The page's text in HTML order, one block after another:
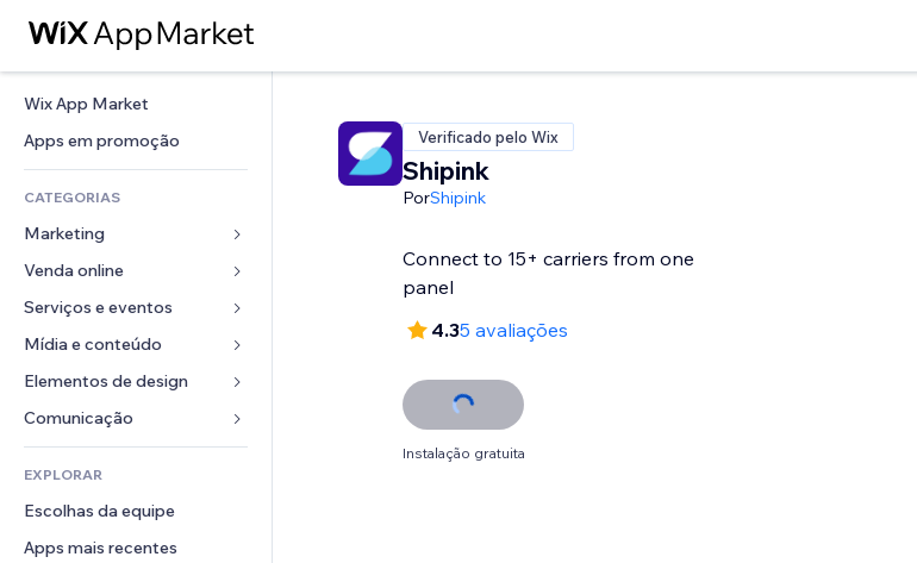
Wix App Market
Apps em promoção
CATEGORIAS
Marketing
Anúncios
Mobile
Análises
Listas do site
Email
Venda online
Apps para lojas
Frete e entrega
Botões de venda
Contabilidade
Cupons e fidelidade
Soluções de armazenamento
Serviços e eventos
Hotéis
Eventos
Restaurantes
Imobiliária
Meus agendamentos
Mídia e conteúdo
Galeria
Músicas
Podcasts
Fotografia
Vídeo
PDF
Elementos de design
Mapas e navegação
Privacidade e segurança
Relógio
Templates de página
Efeitos de imagem
Formulários
Enquetes
Chat
EXPLORAR
Escolhas da equipe
Apps mais recentes
Verificado pelo Wix
Shipink
PorShipink
Connect to 15+ carriers from one
panel
4.35 avaliações
Instalação gratuita